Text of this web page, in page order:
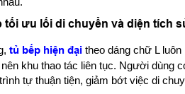
tối ưu lối di chuyển và diện tích
tủ bếp hiện đại theo dáng chữ L
khu thao tác liên tục. Người dùng
tự thuận tiện, giảm bớt việc di